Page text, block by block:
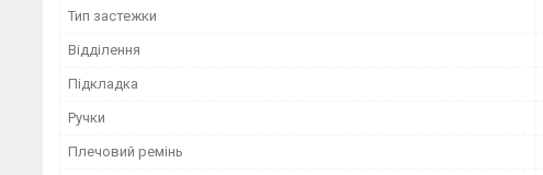
Тип застежки
Відділення
Підкладка
Ручки
Плечовий ремінь